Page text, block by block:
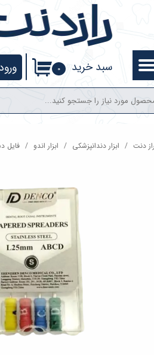
۰ سبد خرید ورود
حساب کاربری من
تغییر گذر واژه
سفارشات
خروج از حساب کاربری
دنت ابزار دندانپزشکی ابزار اندو فایل